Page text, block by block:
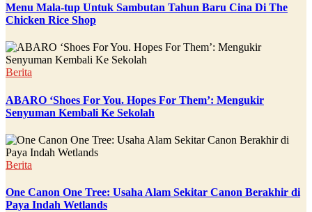
Menu Mala-tup Untuk Sambutan Tahun Baru Cina Di The
Chicken Rice Shop
Berita
ABARO ‘Shoes For You. Hopes For Them’: Mengukir
Senyuman Kembali Ke Sekolah
Berita
One Canon One Tree: Usaha Alam Sekitar Canon Berakhir di
Paya Indah Wetlands